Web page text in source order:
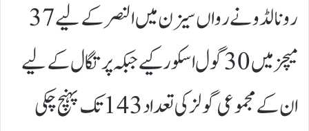
رونالڈو نے رواں سیزن میں النصر کے لیے 37
میچز میں 30 گول اسکور کیے جبکہ پرتگال کے لیے
ان کے مجموعی گولز کی تعداد 143 تک پہنچ چکی